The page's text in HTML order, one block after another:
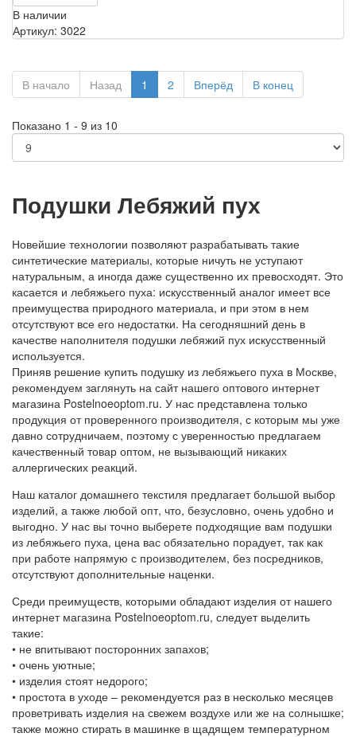
В наличии
Артикул: 3022
В начало Назад 1 2 Вперёд В конец
Показано 1 - 9 из 10
Подушки Лебяжий пух
Новейшие технологии позволяют разрабатывать такие
синтетические материалы, которые ничуть не уступают
натуральным, а иногда даже существенно их превосходят. Это
касается и лебяжьего пуха: искусственный аналог имеет все
преимущества природного материала, и при этом в нем
отсутствуют все его недостатки. На сегодняшний день в
качестве наполнителя подушки лебяжий пух искусственный
используется.
Приняв решение купить подушку из лебяжьего пуха в Москве,
рекомендуем заглянуть на сайт нашего оптового интернет
магазина Postelnoeoptom.ru. У нас представлена только
продукция от проверенного производителя, с которым мы уже
давно сотрудничаем, поэтому с уверенностью предлагаем
качественный товар оптом, не вызывающий никаких
аллергических реакций.
Наш каталог домашнего текстиля предлагает большой выбор
изделий, а также любой опт, что, безусловно, очень удобно и
выгодно. У нас вы точно выберете подходящие вам подушки
из лебяжьего пуха, цена вас обязательно порадует, так как
при работе напрямую с производителем, без посредников,
отсутствуют дополнительные наценки.
Среди преимуществ, которыми обладают изделия от нашего
интернет магазина Postelnoeoptom.ru, следует выделить
такие:
• не впитывают посторонних запахов;
• очень уютные;
• изделия стоят недорого;
• простота в уходе – рекомендуется раз в несколько месяцев
проветривать изделия на свежем воздухе или же на солнышке;
также можно стирать в машинке в щадящем температурном